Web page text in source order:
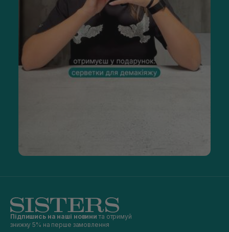
Підпишись на наші новини та отримуй
знижку 5% на перше замовлення